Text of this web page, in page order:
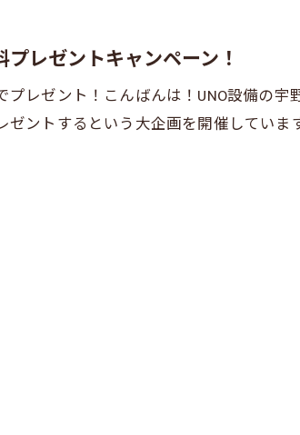
レゼントキャンペーン！
プレゼント！こんばんは！UNO設備の
ゼントするという大企画を開催してい